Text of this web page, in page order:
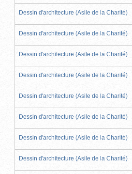
Dessin d'architecture (Asile de la Charité)
Dessin d'architecture (Asile de la Charité)
Dessin d'architecture (Asile de la Charité)
Dessin d'architecture (Asile de la Charité)
Dessin d'architecture (Asile de la Charité)
Dessin d'architecture (Asile de la Charité)
Dessin d'architecture (Asile de la Charité)
Dessin d'architecture (Asile de la Charité)